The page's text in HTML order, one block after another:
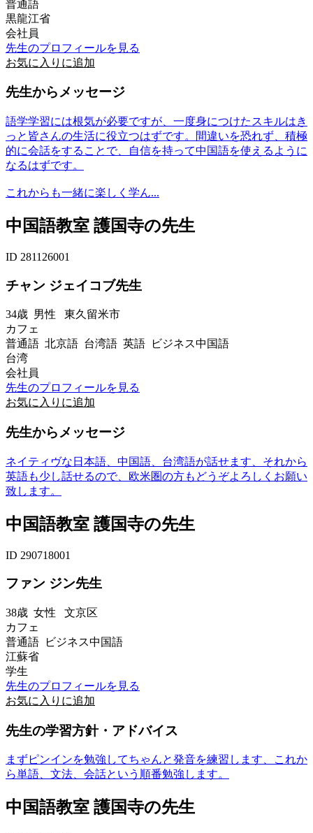
普通語
黒龍江省
会社員
先生のプロフィールを見る
お気に入りに追加
先生からメッセージ
語学学習には根気が必要ですが、一度身につけたスキルはき
っと皆さんの生活に役立つはずです。間違いを恐れず、積極
的に会話をすることで、自信を持って中国語を使えるように
なるはずです。
これからも一緒に楽しく学ん...
中国語教室 護国寺の先生
ID 281126001
チャン ジェイコブ先生
34歳 男性 東久留米市
カフェ
普通語 北京語 台湾語 英語 ビジネス中国語
台湾
会社員
先生のプロフィールを見る
お気に入りに追加
先生からメッセージ
ネイティヴな日本語、中国語、台湾語が話せます、それから
英語も少し話せるので、欧米圏の方もどうぞよろしくお願い
致します。
中国語教室 護国寺の先生
ID 290718001
ファン ジン先生
38歳 女性 文京区
カフェ
普通語 ビジネス中国語
江蘇省
学生
先生のプロフィールを見る
お気に入りに追加
先生の学習方針・アドバイス
まずピンインを勉強してちゃんと発音を練習します、これか
ら単語、文法、会話という順番勉強します。
中国語教室 護国寺の先生